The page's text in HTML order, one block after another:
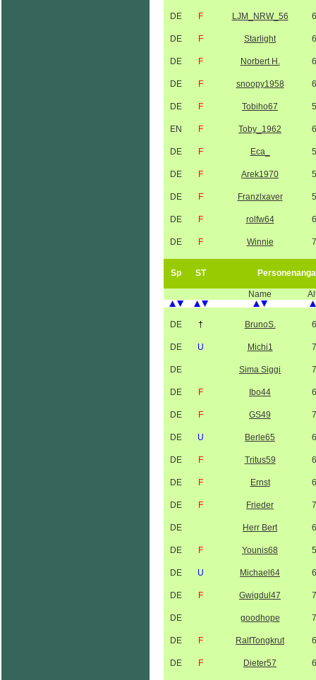
DE F LJM_NRW_56
DE F Starlight
DE F Norbert H.
DE F snoopy1958
DE F Tobiho67
EN F Toby_1962
DE F Eca_
DE F Arek1970
DE F Franzlxaver
DE F rolfw64
DE F Winnie
Sp ST
Name
DE † BrunoS.
DE U Michi1
DE Sima Siggi
DE F Ibo44
DE F GS49
DE U Berle65
DE F Tritus59
DE F Ernst
DE F Frieder
DE Herr Bert
DE F Younis68
DE U Michael64
DE F Gwigdul47
DE goodhope
DE F RalfTongkrut
DE F Dieter57